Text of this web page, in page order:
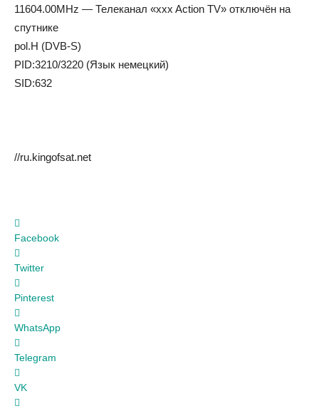
11604.00MHz — Телеканал «xxx Action TV» отключён на
спутнике
pol.H (DVB-S)
PID:3210/3220 (Язык немецкий)
SID:632
//ru.kingofsat.net
Facebook
Twitter
Pinterest
WhatsApp
Telegram
VK